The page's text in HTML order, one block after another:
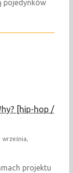
pojedynków
[hip-hop /
września,
projektu